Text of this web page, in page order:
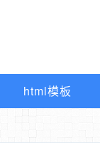
html模板